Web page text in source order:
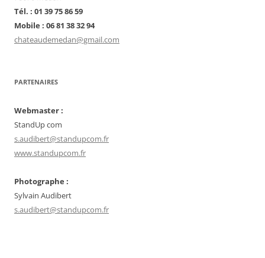
Tél. : 01 39 75 86 59
Mobile : 06 81 38 32 94
chateaudemedan@gmail.com
PARTENAIRES
Webmaster :
StandUp com
s.audibert@standupcom.fr
www.standupcom.fr
Photographe :
Sylvain Audibert
s.audibert@standupcom.fr